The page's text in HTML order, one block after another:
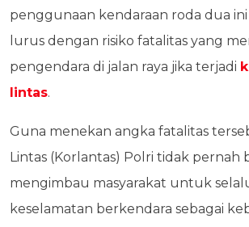
penggunaan kendaraan roda dua
lurus dengan risiko fatalitas yang
pengendara di jalan raya jika terjadi
lintas.
Guna menekan angka fatalitas
Lintas (Korlantas) Polri tidak pernah
mengimbau masyarakat untuk
keselamatan berkendara sebagai